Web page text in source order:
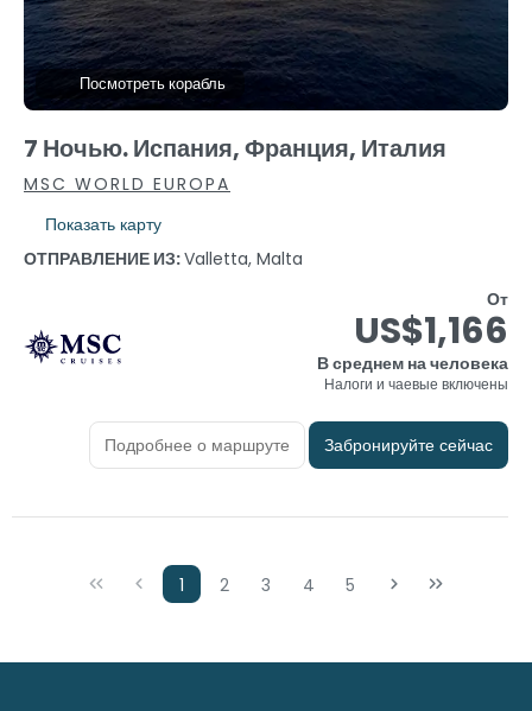
Посмотреть корабль
7 Ночью. Испания, Франция, Италия
MSC WORLD EUROPA
Показать карту
ОТПРАВЛЕНИЕ ИЗ:Valletta, Malta
От
US$1,166
В среднем на человека
Налоги и чаевые включены
Подробнее о маршруте Забронируйте сейчас
1 2 3 4 5